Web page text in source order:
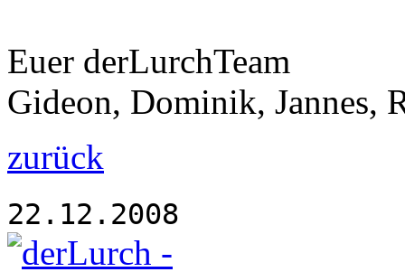
Euer derLurchTeam
Gideon, Dominik, Jannes,
zurück
22.12.2008